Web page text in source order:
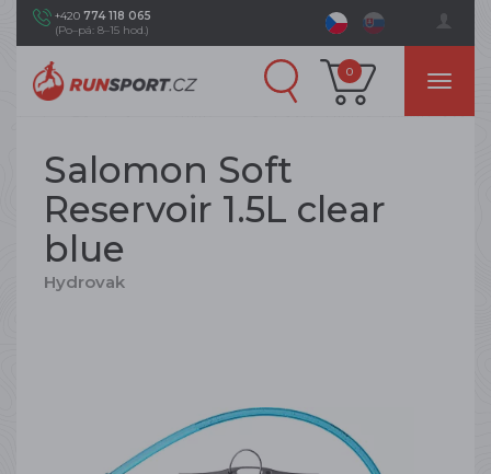
+420 774 118 065
(Po–pá: 8–15 hod.)
0
Salomon Soft
Reservoir 1.5L clear
blue
Hydrovak